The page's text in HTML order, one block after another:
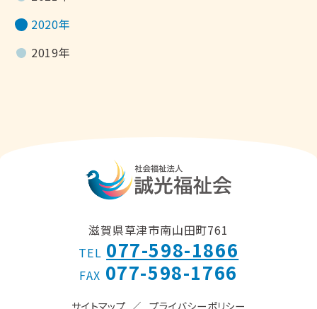
2020年
2019年
滋賀県草津市南山田町761
TEL 077-598-1866
FAX 077-598-1766
サイトマップ プライバシーポリシー